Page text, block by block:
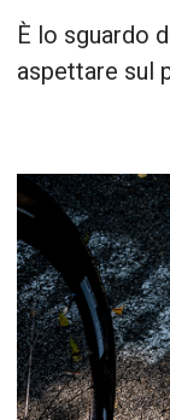
È lo sguardo
aspettare sul